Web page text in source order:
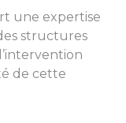
une expertise
structures
de cette